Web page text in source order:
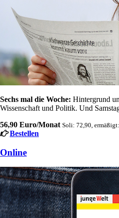
Sechs mal die Woche: Hintergrund
Wissenschaft und Politik. Und
56,90 Euro/Monat Soli: 72,90,
Bestellen
Online